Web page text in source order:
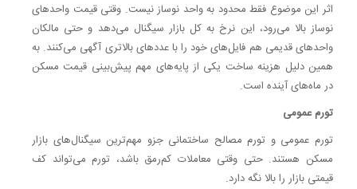
اثر این موضوع فقط محدود به واحد نوساز نیست. وقتی قیمت واحدهای
نوساز بالا می‌رود، این نرخ به کل بازار سیگنال می‌دهد و حتی مالکان
واحدهای قدیمی هم فایل‌های خود را با عددهای بالاتری آگهی می‌کنند. به
همین دلیل هزینه ساخت یکی از پایه‌های مهم پیش‌بینی قیمت مسکن
در ماه‌های آینده است.
تورم عمومی
تورم عمومی و تورم مصالح ساختمانی جزو مهم‌ترین سیگنال‌های بازار
مسکن هستند. حتی وقتی معاملات کم‌رمق باشد، تورم می‌تواند کف
قیمتی بازار را بالا نگه دارد.